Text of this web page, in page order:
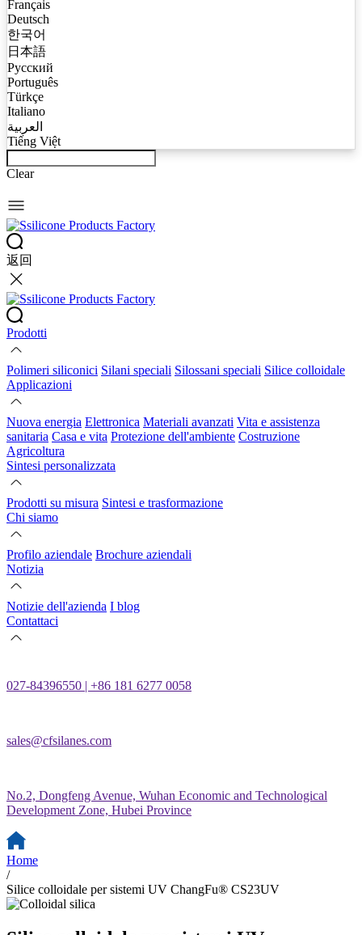
Français
Deutsch
한국어
日本語
Русский
Português
Türkçe
Italiano
العربية
Tiếng Việt
Clear
返回
Prodotti
Polimeri siliconici Silani speciali Silossani speciali Silice colloidale
Applicazioni
Nuova energia Elettronica Materiali avanzati Vita e assistenza
sanitaria Casa e vita Protezione dell'ambiente Costruzione
Agricoltura
Sintesi personalizzata
Prodotti su misura Sintesi e trasformazione
Chi siamo
Profilo aziendale Brochure aziendali
Notizia
Notizie dell'azienda I blog
Contattaci
027-84396550 | +86 181 6277 0058
sales@cfsilanes.com
No.2, Dongfeng Avenue, Wuhan Economic and Technological
Development Zone, Hubei Province
Home
/
Silice colloidale per sistemi UV ChangFu® CS23UV